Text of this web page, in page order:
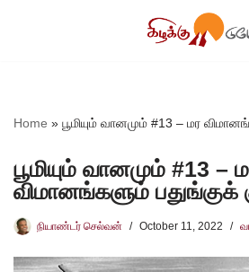
Home » பூமியும் வானமும் #13 – மர
பூமியும் வானமும் #13 –
விமானங்களும் பதுங்குக்
நியாண்டர் செல்வன் October 11, 2022